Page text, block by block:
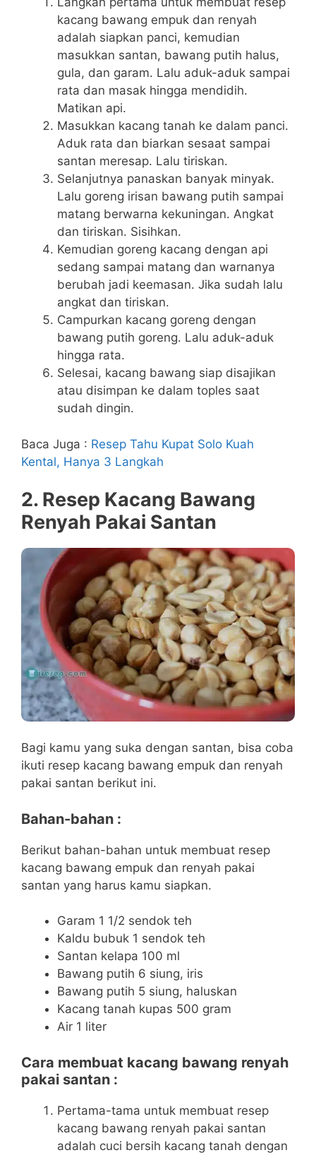
kacang bawang empuk dan renyah
adalah siapkan panci, kemudian
masukkan santan, bawang putih halus,
gula, dan garam. Lalu aduk-aduk sampai
rata dan masak hingga mendidih.
Matikan api.
Masukkan kacang tanah ke dalam panci.
Aduk rata dan biarkan sesaat sampai
santan meresap. Lalu tiriskan.
Selanjutnya panaskan banyak minyak.
Lalu goreng irisan bawang putih sampai
matang berwarna kekuningan. Angkat
dan tiriskan. Sisihkan.
Kemudian goreng kacang dengan api
sedang sampai matang dan warnanya
berubah jadi keemasan. Jika sudah lalu
angkat dan tiriskan.
Campurkan kacang goreng dengan
bawang putih goreng. Lalu aduk-aduk
hingga rata.
Selesai, kacang bawang siap disajikan
atau disimpan ke dalam toples saat
sudah dingin.
Baca Juga : Resep Tahu Kupat Solo Kuah
Kental, Hanya 3 Langkah
2. Resep Kacang Bawang
Renyah Pakai Santan
Bagi kamu yang suka dengan santan, bisa coba
ikuti resep kacang bawang empuk dan renyah
pakai santan berikut ini.
Bahan-bahan :
Berikut bahan-bahan untuk membuat resep
kacang bawang empuk dan renyah pakai
santan yang harus kamu siapkan.
Garam 1 1/2 sendok teh
Kaldu bubuk 1 sendok teh
Santan kelapa 100 ml
Bawang putih 6 siung, iris
Bawang putih 5 siung, haluskan
Kacang tanah kupas 500 gram
Air 1 liter
Cara membuat kacang bawang renyah
pakai santan :
Pertama-tama untuk membuat resep
kacang bawang renyah pakai santan
adalah cuci bersih kacang tanah dengan